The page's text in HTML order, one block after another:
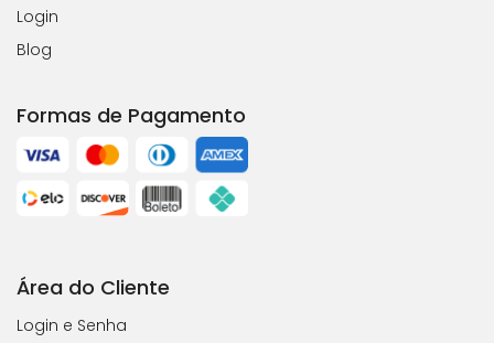
Login
Blog
Formas de Pagamento
Área do Cliente
Login e Senha